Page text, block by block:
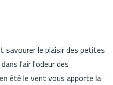
savourer le plaisir des petites
l'air l'odeur des
été le vent vous apporte la